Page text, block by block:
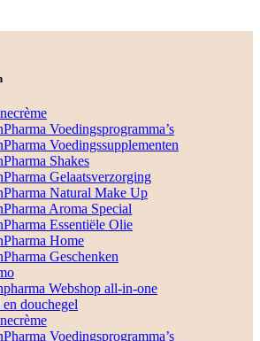
Voedingsprogramma’s
Voedingssupplementen
Shakes
Gelaatsverzorging
Natural Make Up
Aroma Special
Essentiële Olie
Home
Geschenken
Webshop all-in-one
douchegel
Voedingsprogramma’s